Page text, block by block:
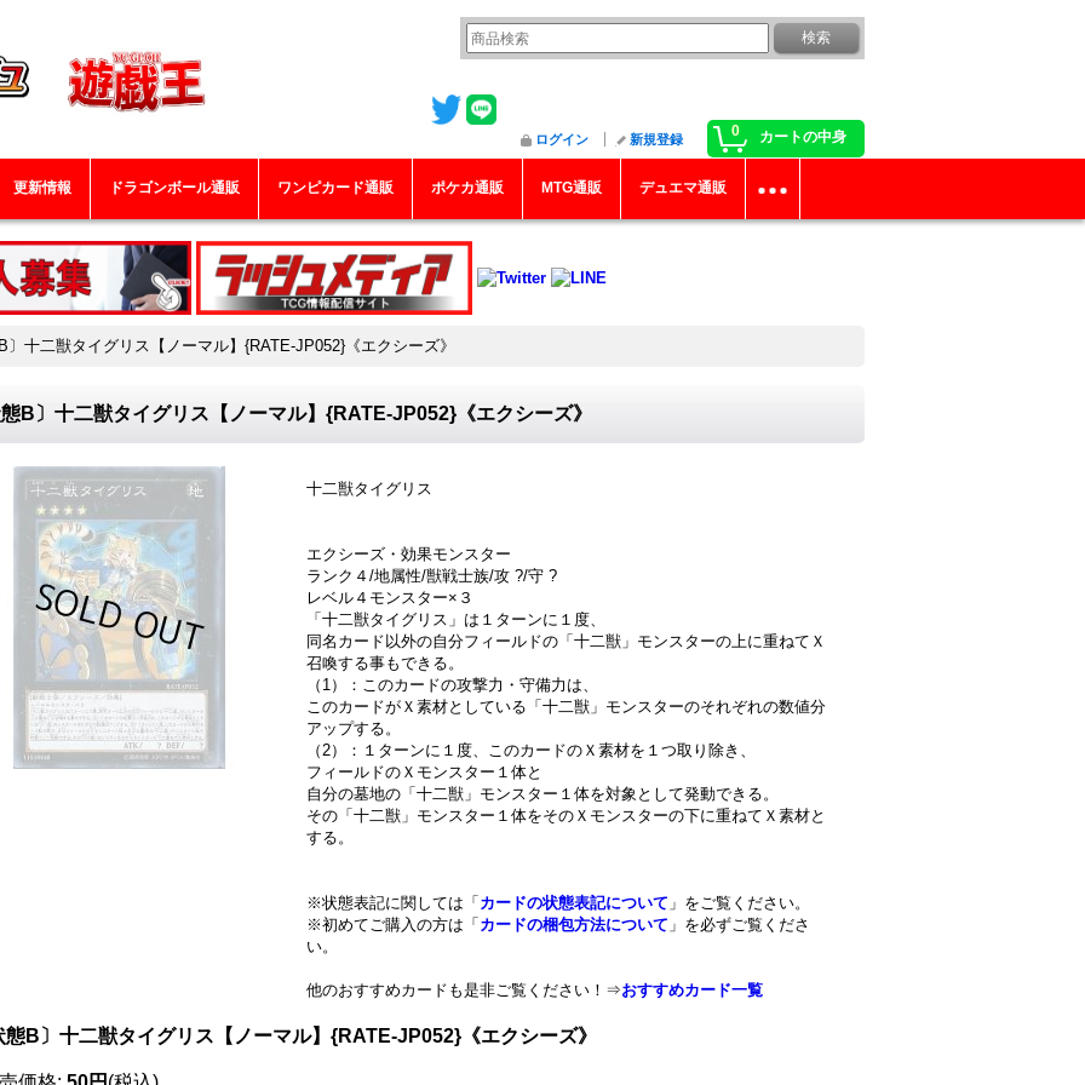
0 カートの中身
ログイン 新規登録
更新情報 ドラゴンボール通販 ワンピカード通販 ポケカ通販 MTG通販 デュエマ通販
〕十二獣タイグリス【ノーマル】{RATE-JP052}《エクシーズ》
B〕十二獣タイグリス【ノーマル】{RATE-JP052}《エクシーズ》
十二獣タイグリス
エクシーズ・効果モンスター
ランク４/地属性/獣戦士族/攻 ?/守 ?
レベル４モンスター×３
「十二獣タイグリス」は１ターンに１度、
同名カード以外の自分フィールドの「十二獣」モンスターの上に重ねてＸ
召喚する事もできる。
（1）：このカードの攻撃力・守備力は、
このカードがＸ素材としている「十二獣」モンスターのそれぞれの数値分
アップする。
（2）：１ターンに１度、このカードのＸ素材を１つ取り除き、
フィールドのＸモンスター１体と
自分の墓地の「十二獣」モンスター１体を対象として発動できる。
その「十二獣」モンスター１体をそのＸモンスターの下に重ねてＸ素材と
する。
※状態表記に関しては「 カードの状態表記について 」をご覧ください。
※初めてご購入の方は「 カードの梱包方法について 」を必ずご覧くださ
い。
他のおすすめカードも是非ご覧ください！⇒おすすめカード一覧
態B〕十二獣タイグリス【ノーマル】{RATE-JP052}《エクシーズ》